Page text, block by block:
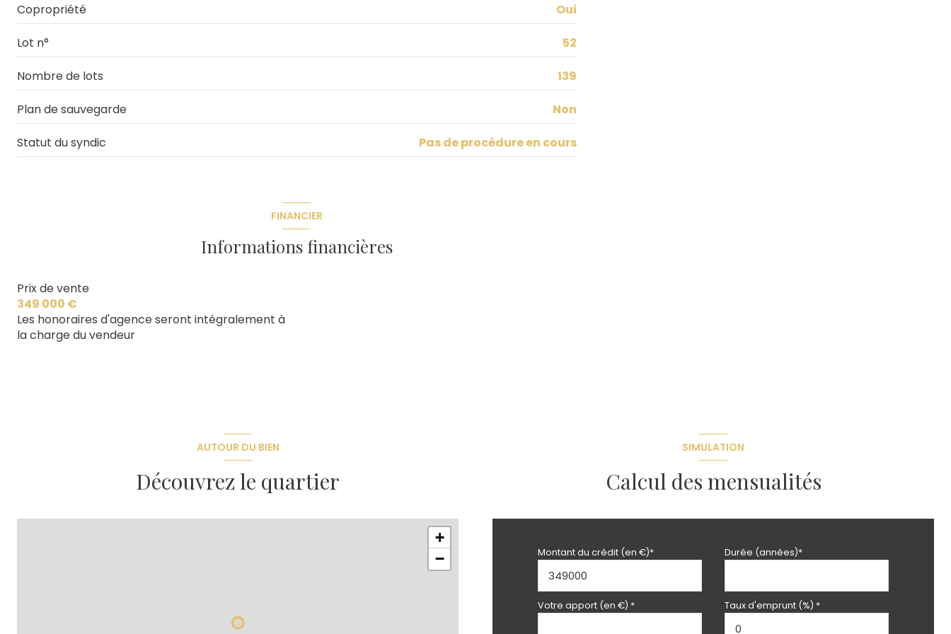
Copropriété Oui
Lot n° 52
Nombre de lots 139
Plan de sauvegarde Non
Statut du syndic Pas de procédure en cours
FINANCIER
Informations financières
Prix de vente
349 000 €
Les honoraires d'agence seront intégralement à
la charge du vendeur
AUTOUR DU BIEN
Découvrez le quartier
+
−
SIMULATION
Calcul des mensualités
Montant du crédit (en €)* Durée (années)*
Votre apport (en €) * Taux d'emprunt (%) *